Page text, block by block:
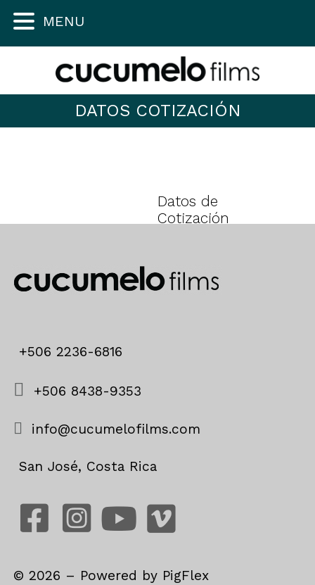
DATOS COTIZACIÓN
Datos de
Cotización
+506 2236-6816
+506 8438-9353
info@cucumelofilms.com
San José, Costa Rica
©2026 – Powered by PigFlex
MENU